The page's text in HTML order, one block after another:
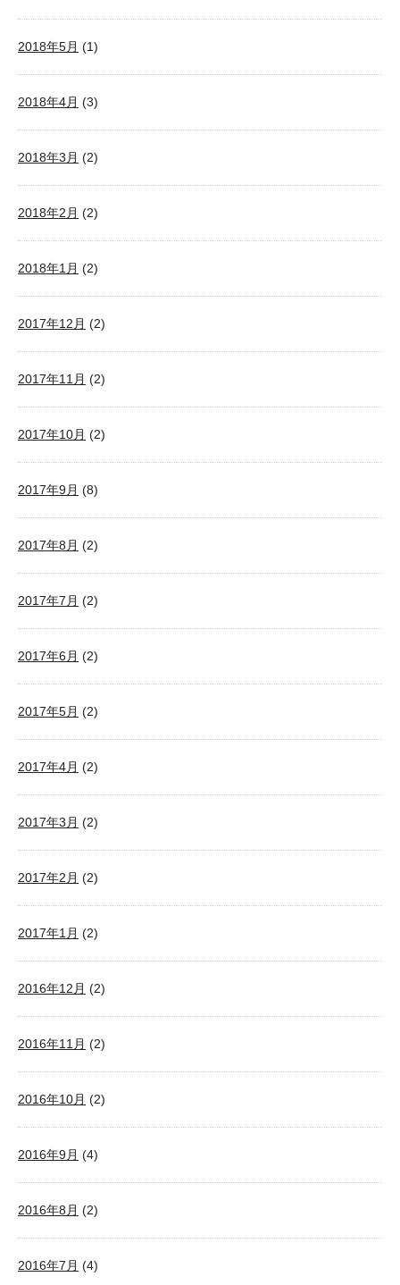
2018年5月 (1)
2018年4月 (3)
2018年3月 (2)
2018年2月 (2)
2018年1月 (2)
2017年12月 (2)
2017年11月 (2)
2017年10月 (2)
2017年9月 (8)
2017年8月 (2)
2017年7月 (2)
2017年6月 (2)
2017年5月 (2)
2017年4月 (2)
2017年3月 (2)
2017年2月 (2)
2017年1月 (2)
2016年12月 (2)
2016年11月 (2)
2016年10月 (2)
2016年9月 (4)
2016年8月 (2)
2016年7月 (4)